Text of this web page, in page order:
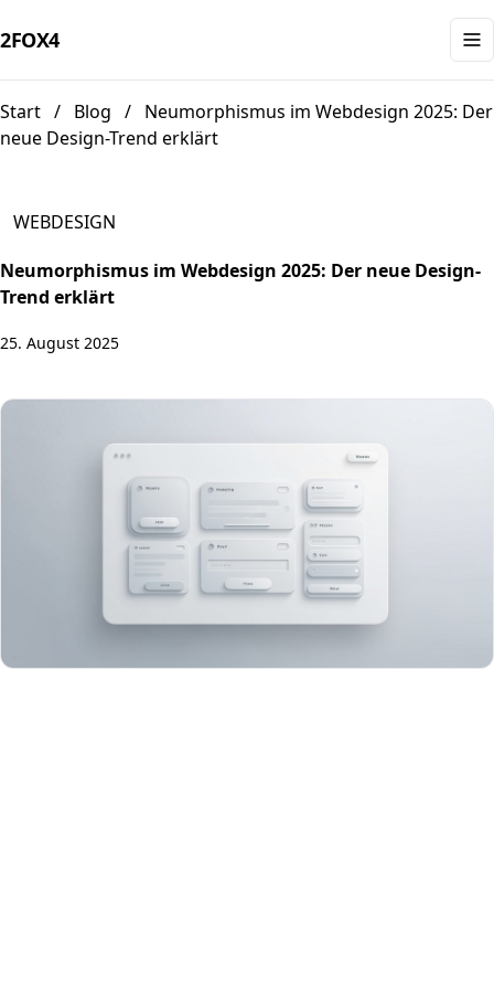
2FOX4
Start / Blog / Neumorphismus im Webdesign 2025: Der
neue Design-Trend erklärt
WEBDESIGN
Neumorphismus im Webdesign 2025: Der neue Design-
Trend erklärt
25. August 2025